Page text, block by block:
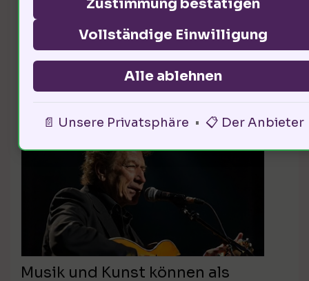
gerechte Lösung entwickeln?
Gesang als Ausdruck des
Widerstands gegen Tabak
Musik und Kunst können als
Zustimmung bestätigen
Vollständige Einwilligung
Alle ablehnen
📄 Unsere Privatsphäre • 📋 Der Anbieter